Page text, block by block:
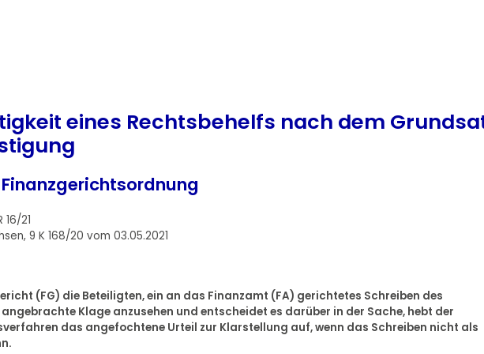
eines Rechtsbehelfs nach dem
16/21
9 K 168/20 vom 03.05.2021
(FG) die Beteiligten, ein an das Finanzamt (FA) gerichtetes Schreiben des
Klage anzusehen und entscheidet es darüber in der Sache, hebt der
das angefochtene Urteil zur Klarstellung auf, wenn das Schreiben nicht als